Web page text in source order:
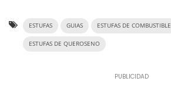
ESTUFAS GUIAS ESTUFAS DE COMBUSTIBLE
ESTUFAS DE QUEROSENO